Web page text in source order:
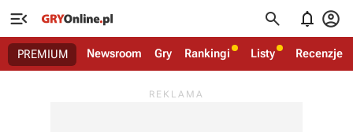
   
PREMIUM Newsroom Gry Rankingi Listy Recenzje